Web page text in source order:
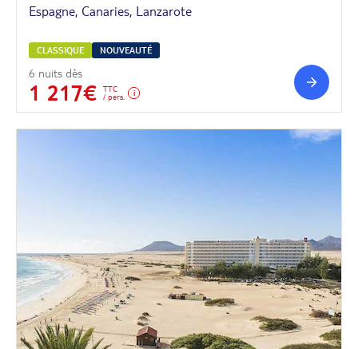
Espagne, Canaries, Lanzarote
CLASSIQUE NOUVEAUTÉ
6 nuits dès
1 217€
TTC
/ pers.